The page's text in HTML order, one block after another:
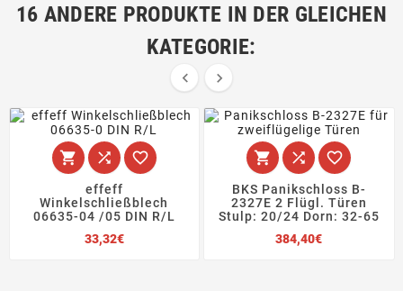
16 ANDERE PRODUKTE IN DER GLEICHEN
KATEGORIE:
 
  
effeff
Winkelschließblech
06635-04 /05 DIN R/L
33,32€Preis
  
BKS Panikschloss B-
2327E 2 Flügl. Türen
Stulp: 20/24 Dorn: 32-65
384,40€Preis